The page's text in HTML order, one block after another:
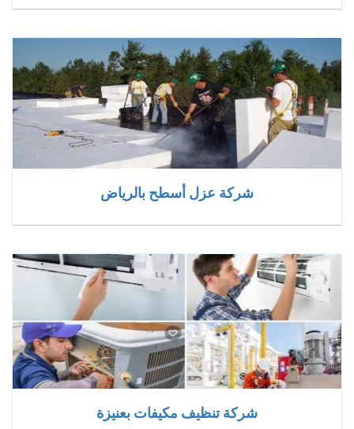
شركة عزل أسطح بالرياض
شركة تنظيف مكيفات بعنيزة